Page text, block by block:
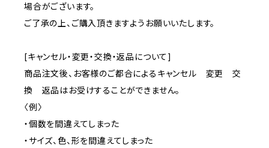
場合がございます。
ご了承の上、ご購入頂きますようお願いいたします。
[キャンセル・変更・交換・返品について]
商品注文後、お客様のご都合によるキャンセル 変更 交
換 返品はお受けすることができません。
〈例〉
・個数を間違えてしまった
・サイズ、色、形を間違えてしまった